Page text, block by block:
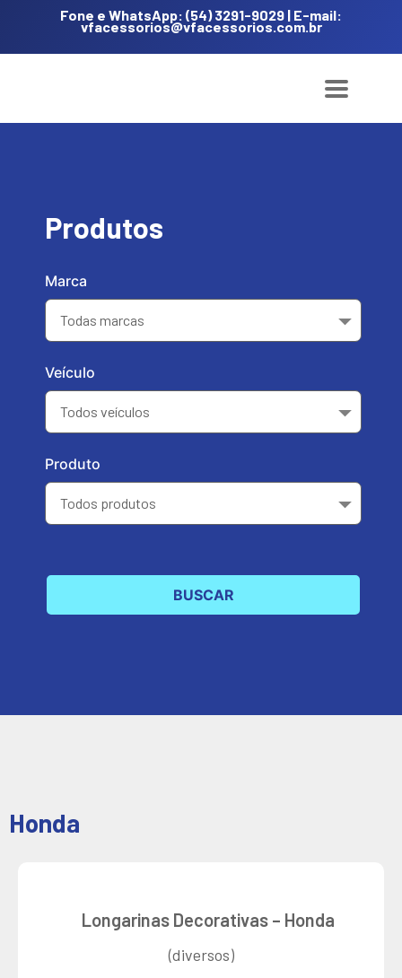
Fone e WhatsApp: (54) 3291-9029 | E-mail:
vfacessorios@vfacessorios.com.br
Produtos
Marca
Veículo
Produto
Honda
Longarinas Decorativas – Honda
(diversos)